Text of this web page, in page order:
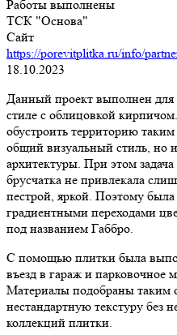
Работы выполнены
ТСК "Основа"
Сайт
https://porevitplitka.ru/info/
18.10.2023
Данный проект выполнен для
стиле с облицовкой
обустроить территорию
общий визуальный стиль, но и
архитектуры. При этом
брусчатка не привлекала
пестрой, яркой. Поэтому
градиентными переходами
под названием Габбро.
С помощью плитки была
въезд в гараж и парковочное
Материалы подобраны таким
нестандартную текстуру без
коллекций плитки.